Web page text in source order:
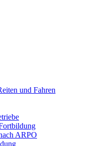
und Fahren
ARPO